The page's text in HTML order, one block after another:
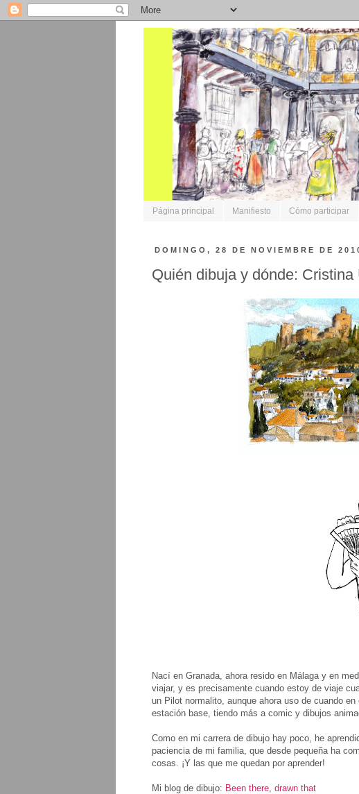
Página principal Manifiesto Cómo participar
DOMINGO, 28 DE NOVIEMBRE DE
Quién dibuja y dónde:
Nací en Granada, ahora resido en Málaga y en
viajar, y es precisamente cuando estoy de viaje
un Pilot normalito, aunque ahora uso de cuando
estación base, tiendo más a comic y dibujos
Como en mi carrera de dibujo hay poco, he
paciencia de mi familia, que desde pequeña ha
cosas. ¡Y las que me quedan por aprender!
Mi blog de dibujo: Been there, drawn that